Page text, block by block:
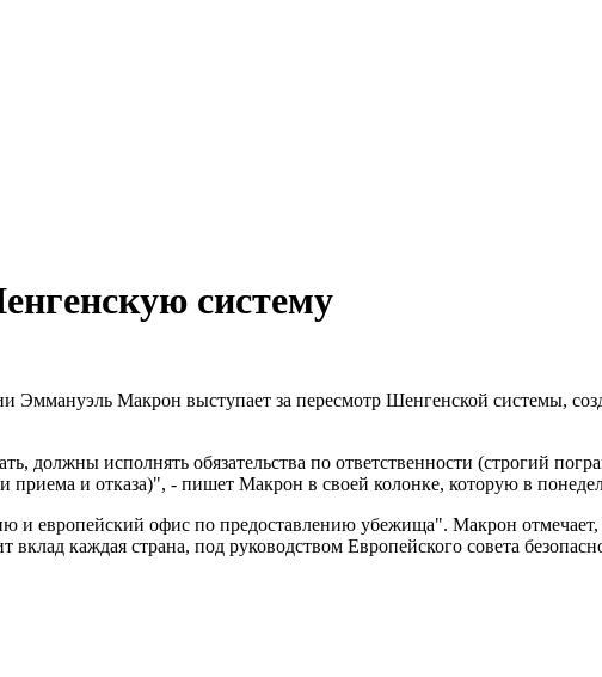
систему
Эммануэль Макрон выступает за пересмотр Шенгенской системы,
должны исполнять обязательства по ответственности (строгий
и отказа)", - пишет Макрон в своей колонке, которую в
европейский офис по предоставлению убежища". Макрон отмечает,
каждая страна, под руководством Европейского совета